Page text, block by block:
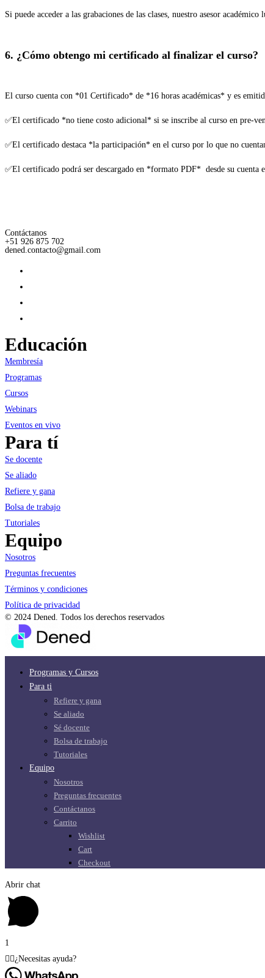
Si puede acceder a las grabaciones de las clases, nuestro asesor
6. ¿Cómo obtengo mi certificado al finalizar el curso?
El curso cuenta con *01 Certificado* de *16 horas académicas* y es
✅El certificado *no tiene costo adicional* si se inscribe al curso en pre-
✅El certificado destaca *la participación* en el curso por lo que no
✅El certificado podrá ser descargado en *formato PDF* desde su cuenta
Contáctanos
+51 926 875 702
dened.contacto@gmail.com
Educación
Membresía
Programas
Cursos
Webinars
Eventos en vivo
Para tí
Se docente
Se aliado
Refiere y gana
Bolsa de trabajo
Tutoriales
Equipo
Nosotros
Preguntas frecuentes
Términos y condiciones
Política de privacidad
© 2024 Dened. Todos los derechos reservados
Programas y Cursos
Para ti
Refiere y gana
Se aliado
Sé docente
Bolsa de trabajo
Tutoriales
Equipo
Nosotros
Preguntas frecuentes
Contáctanos
Carrito
Wishlist
Cart
Checkout
Abrir chat
1
🙋‍♂️¿Necesitas ayuda?